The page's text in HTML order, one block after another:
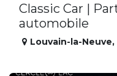
Classic Car |
automobile
Louvain-la-Neuve,